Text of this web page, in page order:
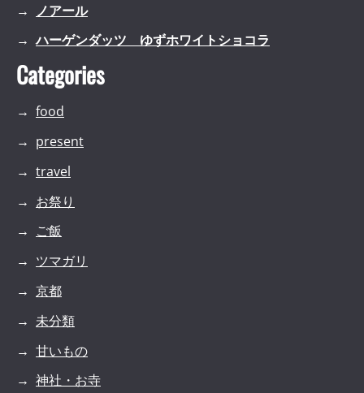
ノアール
ハーゲンダッツ ゆずホワイトショコラ
Categories
food
present
travel
お祭り
ご飯
ツマガリ
京都
未分類
甘いもの
神社・お寺